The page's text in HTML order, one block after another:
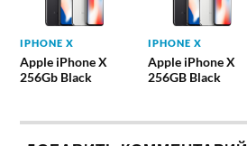
IPHONE X
Apple iPhone X
256Gb Black
IPHONE X
Apple iPhone X
256GB Black